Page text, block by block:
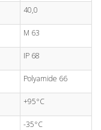
40,0
M 63
IP 68
Polyamide 66
+95°C
-35°C